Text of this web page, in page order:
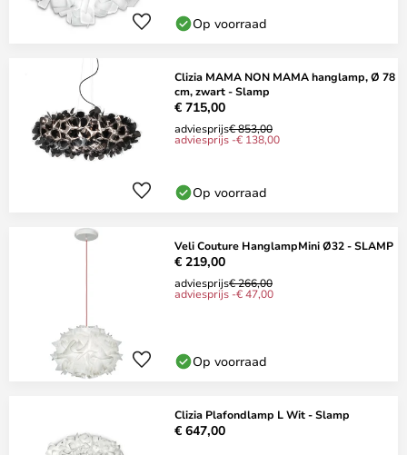
Op voorraad
Clizia MAMA NON MAMA hanglamp, Ø 78
cm, zwart - Slamp
€ 715,00
adviesprijs€ 853,00
adviesprijs -€ 138,00
Op voorraad
Veli Couture HanglampMini Ø32 - SLAMP
€ 219,00
adviesprijs€ 266,00
adviesprijs -€ 47,00
Op voorraad
Clizia Plafondlamp L Wit - Slamp
€ 647,00